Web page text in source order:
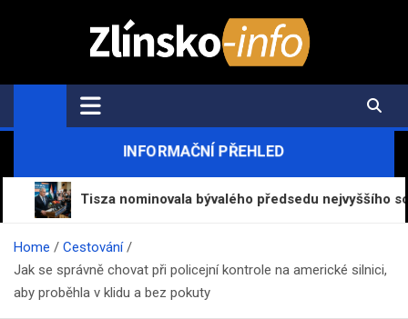
Zlínsko-Info.cz
Aktuální informace z regionu a zpravodajství
INFORMAČNÍ PŘEHLED
Tisza nominovala bývalého předsedu nejvyššího soudu
Home
Cestování
Jak se správně chovat při policejní kontrole na americké silnici,
aby proběhla v klidu a bez pokuty